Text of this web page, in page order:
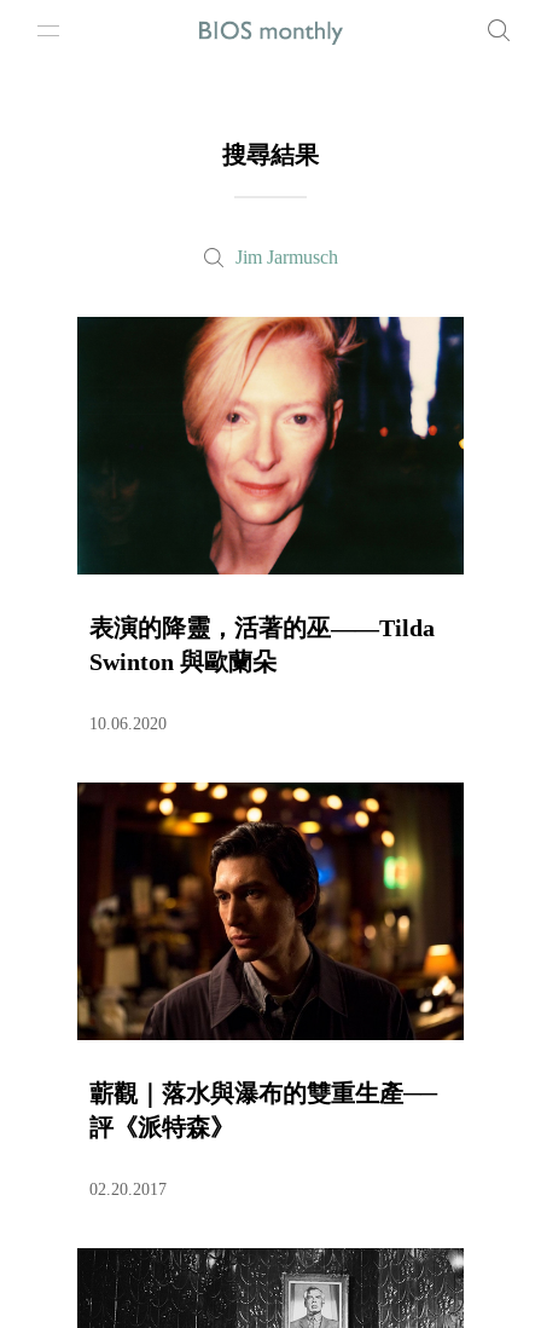
搜尋結果
Jim Jarmusch
表演的降靈，活著的巫——Tilda
Swinton 與歐蘭朵
10.06.2020
蘄觀｜落水與瀑布的雙重生產──
評《派特森》
02.20.2017